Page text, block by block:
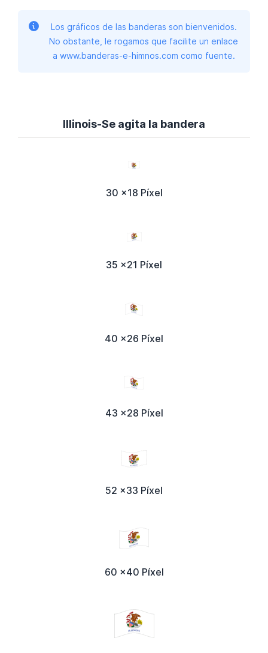
Los gráficos de las banderas son bienvenidos.
No obstante, le rogamos que facilite un enlace
a www.banderas-e-himnos.com como fuente.
Illinois-Se agita la bandera
30 x18 Píxel
35 x21 Píxel
40 x26 Píxel
43 x28 Píxel
52 x33 Píxel
60 x40 Píxel